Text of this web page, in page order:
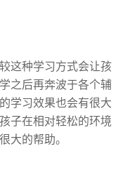
这种学习方式会让孩
之后再奔波于各个辅
学习效果也会有很大
子在相对轻松的环境
大的帮助。